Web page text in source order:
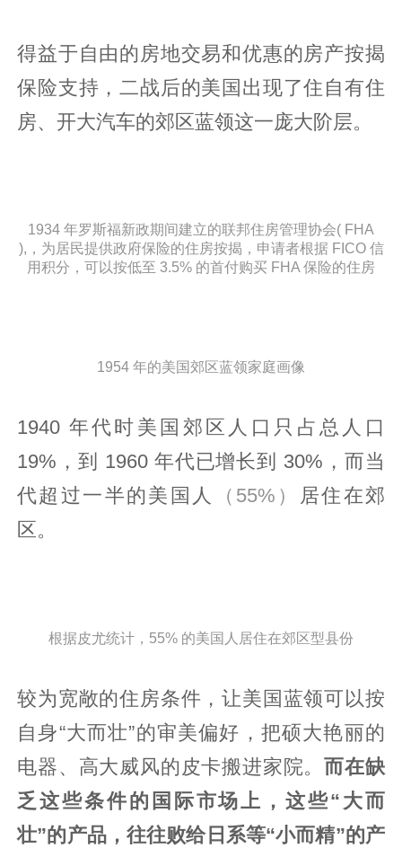
得益于自由的房地交易和优惠的房产按揭
保险支持，二战后的美国出现了住自有住
房、开大汽车的郊区蓝领这一庞大阶层。
1934 年罗斯福新政期间建立的联邦住房管理协会( FHA
),，为居民提供政府保险的住房按揭，申请者根据 FICO 信
用积分，可以按低至 3.5% 的首付购买 FHA 保险的住房
1954 年的美国郊区蓝领家庭画像
1940 年代时美国郊区人口只占总人口
19%，到 1960 年代已增长到 30%，而当
代超过一半的美国人
（55%） 居住在郊
区。
根据皮尤统计，55% 的美国人居住在郊区型县份
较为宽敞的住房条件，让美国蓝领可以按
自身“大而壮”的审美偏好，把硕大艳丽的
电器、高大威风的皮卡搬进家院。而在缺
乏这些条件的国际市场上，这些“大而
壮”的产品，往往败给日系等“小而精”的产